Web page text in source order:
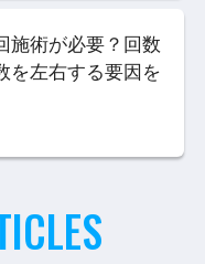
施術が必要？回数
を左右する要因を